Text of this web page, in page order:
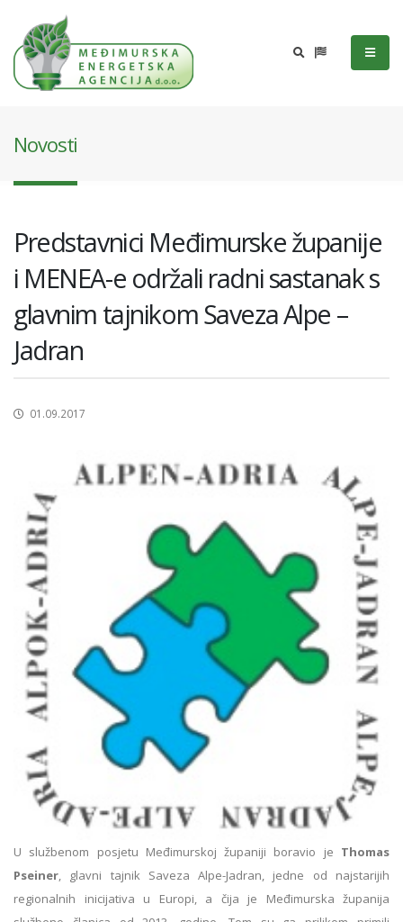
Novosti
Predstavnici Međimurske županije
i MENEA-e održali radni sastanak s
glavnim tajnikom Saveza Alpe –
Jadran
01.09.2017
U službenom posjetu Međimurskoj županiji boravio je Thomas
Pseiner, glavni tajnik Saveza Alpe-Jadran, jedne od najstarijih
regionalnih inicijativa u Europi, a čija je Međimurska županija